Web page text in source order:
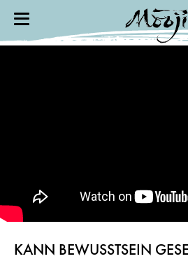
KANN BEWUSSTSEIN